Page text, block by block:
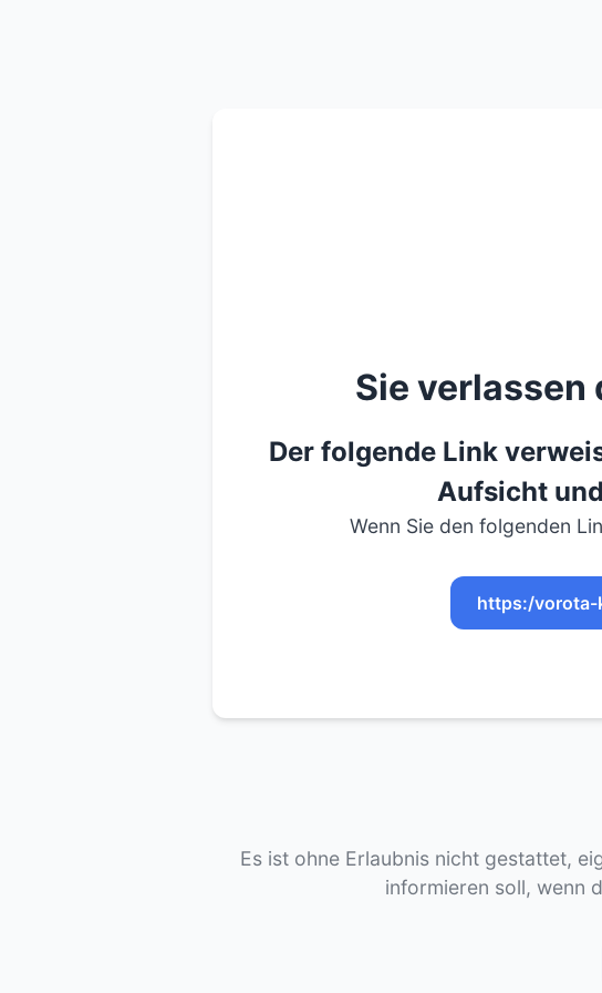
Sie verlassen
Der folgende Link
Aufsicht
Wenn Sie den folgenden
https:/vorota-
Es ist ohne Erlaubnis nicht gestattet,
informieren soll, wenn